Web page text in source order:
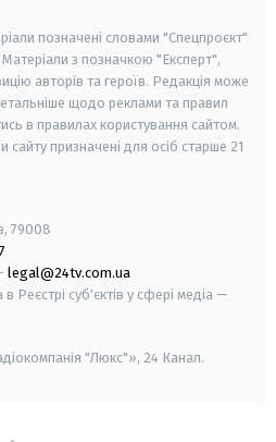
позначені словами "Спецпроєкт"
з позначкою "Експерт",
авторів та героїв. Редакція може
щодо реклами та правил
в правилах користування сайтом.
сайту призначені для осіб старше 21
79008
legal@24tv.com.ua
Реєстрі суб'єктів у сфері медіа —
"Люкс"», 24 Канал.